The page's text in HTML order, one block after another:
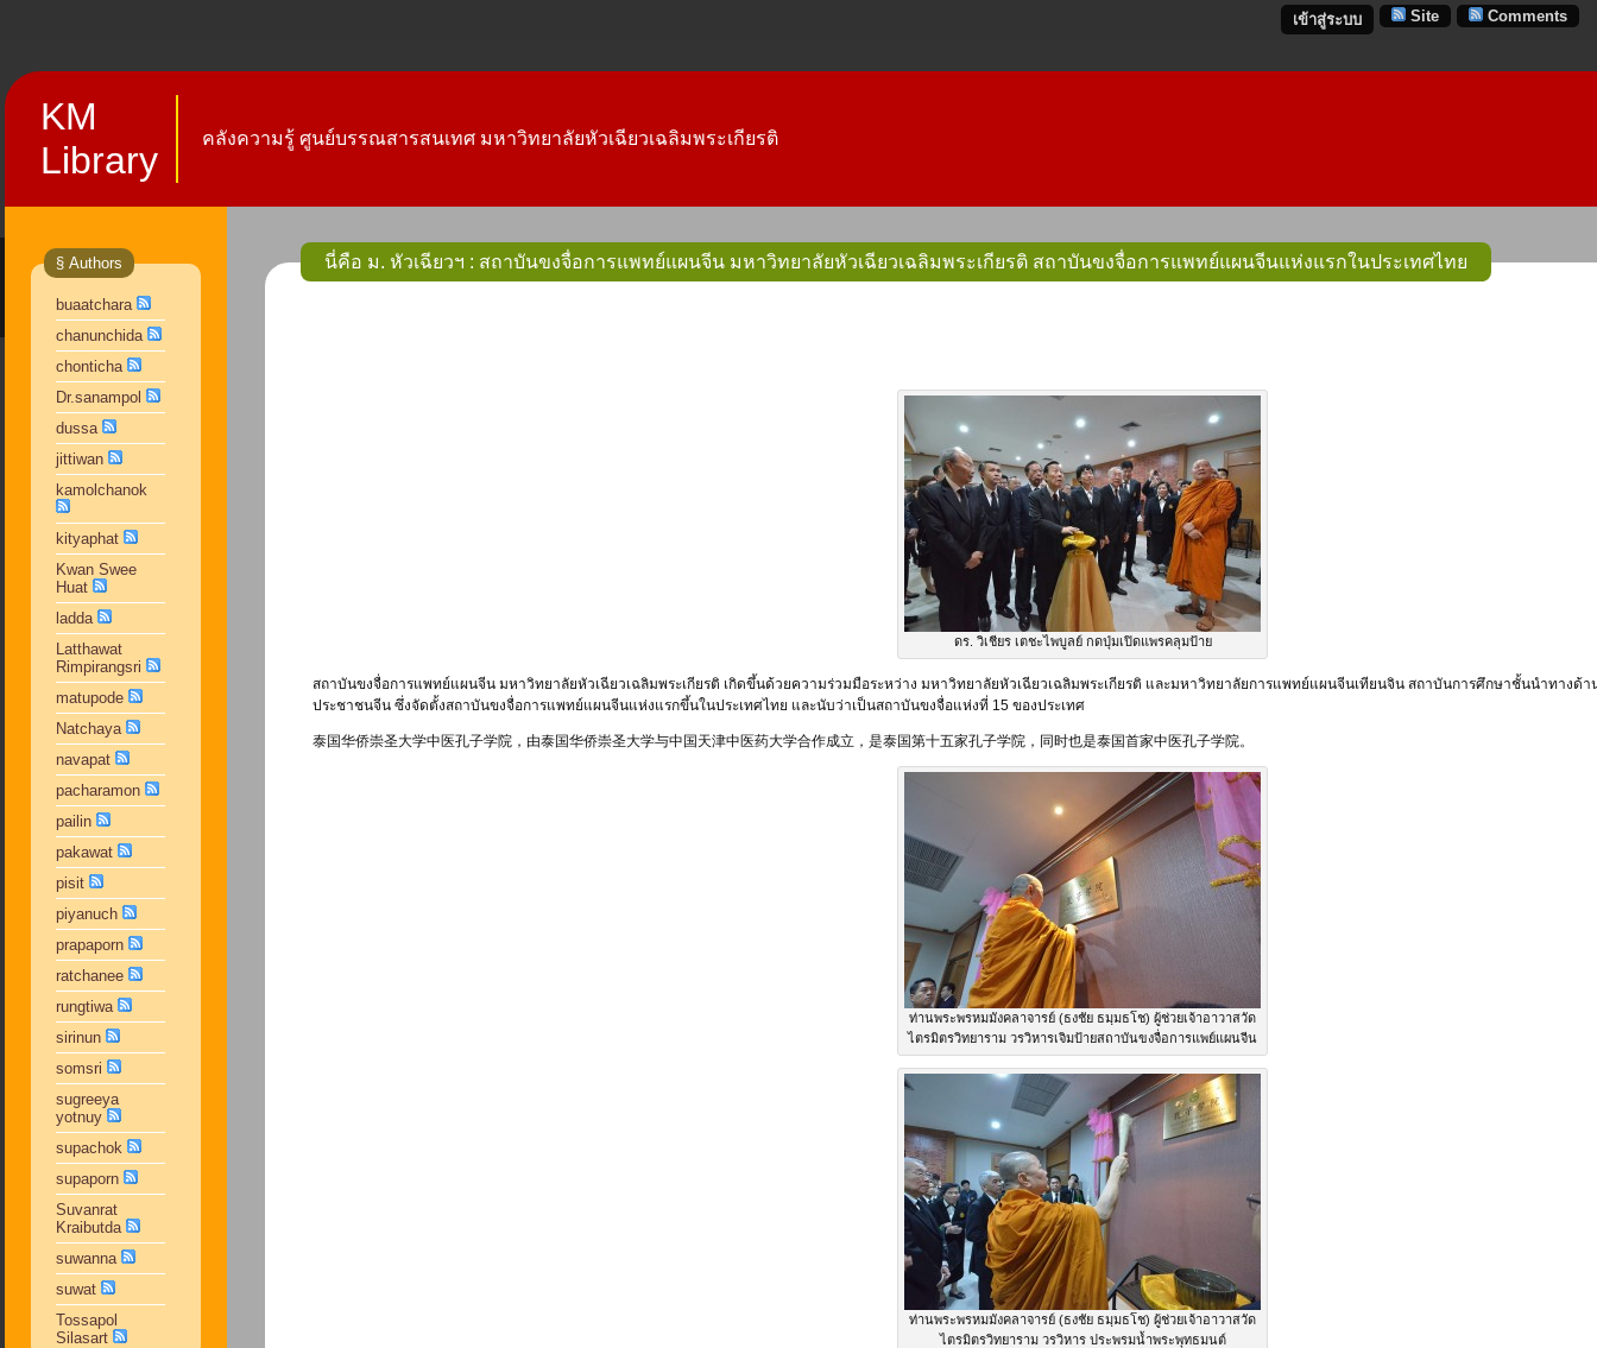
Comments
Site
เข้าสู่ระบบ
KM
Library
คลังความรู้ ศูนย์บรรณสารสนเทศ มหาวิทยาลัยหัวเฉียวเฉลิมพระเกียรติ
§ Authors
buaatchara
chanunchida
chonticha
Dr.sanampol
dussa
jittiwan
kamolchanok
kityaphat
Kwan Swee
Huat
ladda
Latthawat
Rimpirangsri
matupode
Natchaya
navapat
pacharamon
pailin
pakawat
pisit
piyanuch
prapaporn
ratchanee
rungtiwa
sirinun
somsri
sugreeya
yotnuy
supachok
supaporn
Suvanrat
Kraibutda
suwanna
suwat
Tossapol
Silasart
นี่คือ ม. หัวเฉียวฯ : สถาบันขงจื่อการแพทย์แผนจีน มหาวิทยาลัยหัวเฉียวเฉลิมพระเกียรติ สถาบันขงจื่อการแพทย์แผนจีนแห่งแรกในประเทศไทย
ดร. วิเชียร เตชะไพบูลย์ กดปุ่มเปิดแพรคลุมป้าย
สถาบันขงจื่อการแพทย์แผนจีน มหาวิทยาลัยหัวเฉียวเฉลิมพระเกียรติ เกิดขึ้นด้วยความร่วมมือระหว่าง มหาวิทยาลัยหัวเฉียวเฉลิมพระเกียรติ และมหาวิทยาลัยการแพทย์แผนจีนเทียนจิน สถาบันการศึกษาชั้นนำทางด้
ประชาชนจีน ซึ่งจัดตั้งสถาบันขงจื่อการแพทย์แผนจีนแห่งแรกขึ้นในประเทศไทย และนับว่าเป็นสถาบันขงจื่อแห่งที่ 15 ของประเทศ
泰国华侨崇圣大学中医孔子学院，由泰国华侨崇圣大学与中国天津中医药大学合作成立，是泰国第十五家孔子学院，同时也是泰国首家中医孔子学院。
ท่านพระพรหมมังคลาจารย์ (ธงชัย ธมฺมธโช) ผู้ช่วยเจ้าอาวาสวัด
ไตรมิตรวิทยาราม วรวิหารเจิมป้ายสถาบันขงจื่อการแพย์แผนจีน
ท่านพระพรหมมังคลาจารย์ (ธงชัย ธมฺมธโช) ผู้ช่วยเจ้าอาวาสวัด
ไตรมิตรวิทยาราม วรวิหาร ประพรมน้ำพระพุทธมนต์